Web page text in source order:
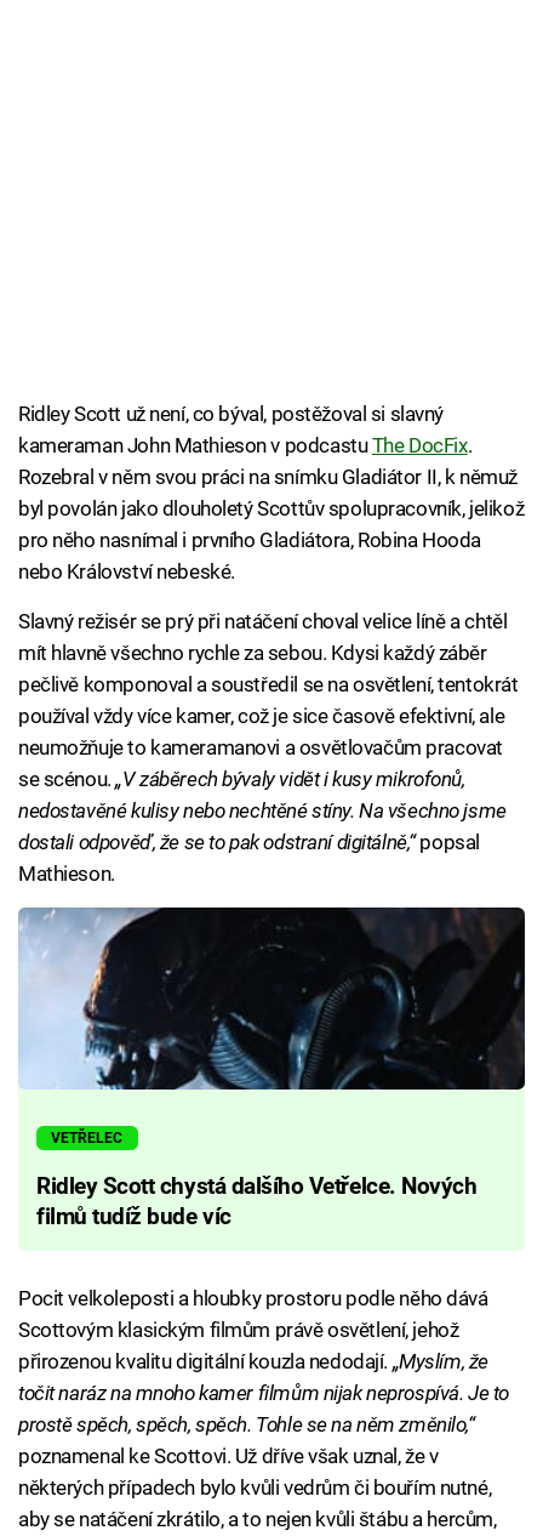
Ridley Scott už není, co býval, postěžoval si slavný
kameraman John Mathieson v podcastuThe DocFix.
Rozebral v něm svou práci na snímku Gladiátor II, k němuž
byl povolán jako dlouholetý Scottův spolupracovník, jelikož
pro něho nasnímal i prvního Gladiátora, Robina Hooda
nebo Království nebeské.
Slavný režisér se prý při natáčení choval velice líně a chtěl
mít hlavně všechno rychle za sebou. Kdysi každý záběr
pečlivě komponoval a soustředil se na osvětlení, tentokrát
používal vždy více kamer, což je sice časově efektivní, ale
neumožňuje to kameramanovi a osvětlovačům pracovat
se scénou.„V záběrech bývaly vidět i kusy mikrofonů,
nedostavěné kulisy nebo nechtěné stíny. Na všechno jsme
dostali odpověď, že se to pak odstraní digitálně,“popsal
Mathieson.
VETŘELEC
Ridley Scott chystá dalšího Vetřelce. Nových
filmů tudíž bude víc
Pocit velkoleposti a hloubky prostoru podle něho dává
Scottovým klasickým filmům právě osvětlení, jehož
přirozenou kvalitu digitální kouzla nedodají. „Myslím, že
točit naráz na mnoho kamer filmům nijak neprospívá. Je to
prostě spěch, spěch, spěch. Tohle se na něm změnilo,“
poznamenal ke Scottovi. Už dříve však uznal, že v
některých případech bylo kvůli vedrům či bouřím nutné,
aby se natáčení zkrátilo, a to nejen kvůli štábu a hercům,